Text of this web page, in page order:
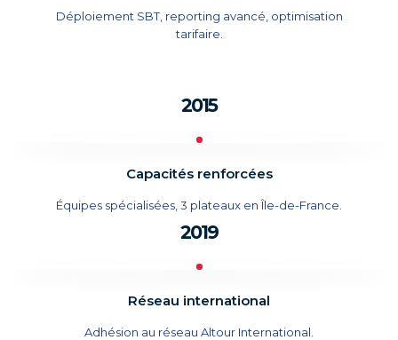
Déploiement SBT, reporting avancé, optimisation
tarifaire.
2015
Capacités renforcées
Équipes spécialisées, 3 plateaux en Île-de-France.
2019
Réseau international
Adhésion au réseau Altour International.